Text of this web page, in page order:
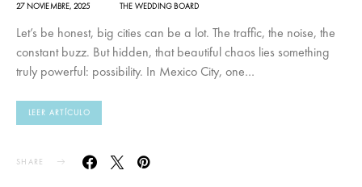
27 NOVIEMBRE, 2025 THE WEDDING BOARD
Let’s be honest, big cities can be a lot. The traffic, the noise, the
constant buzz. But hidden, that beautiful chaos lies something
truly powerful: possibility. In Mexico City, one…
LEER ARTÍCULO
SHARE